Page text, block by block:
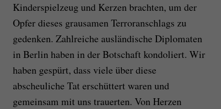
Kinderspielzeug und Kerzen brachten, um der
Opfer dieses grausamen Terroranschlags zu
gedenken. Zahlreiche ausländische Diplomaten
in Berlin haben in der Botschaft kondoliert. Wir
haben gespürt, dass viele über diese
abscheuliche Tat erschüttert waren und
gemeinsam mit uns trauerten. Von Herzen